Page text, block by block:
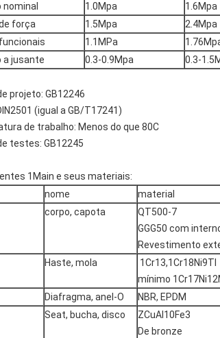
nominal
1.0Mpa
1.6Mpa
força
1.5Mpa
2.4Mpa
1.1MPa
a jusante
0.3-0.9Mpa 0.3-
projeto: GB12246
(igual a GB/T17241)
de trabalho: Menos do que 80C
testes: GB12245
1Main e seus materiais:
nome
material
corpo, capota
QT500-7
GGG50 com
Revestimento
Haste, mola
1Cr13,1Cr18Ni9TI
mínimo
Diafragma, anel-O
NBR, EPDM
Seat, bucha, disco
ZCuAl10Fe3
De bronze